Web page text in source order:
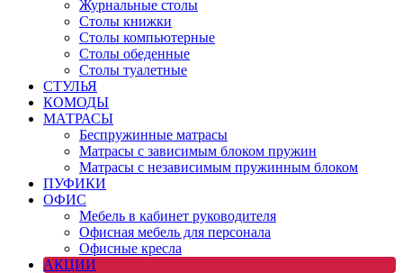
Журнальные столы
Столы книжки
Столы компьютерные
Столы обеденные
Столы туалетные
СТУЛЬЯ
КОМОДЫ
МАТРАСЫ
Беспружинные матрасы
Матрасы с зависимым блоком пружин
Матрасы с независимым пружинным блоком
ПУФИКИ
ОФИС
Мебель в кабинет руководителя
Офисная мебель для персонала
Офисные кресла
АКЦИИ